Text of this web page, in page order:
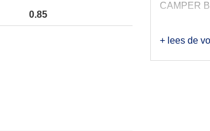
CAMPER
+ lees de
0.85